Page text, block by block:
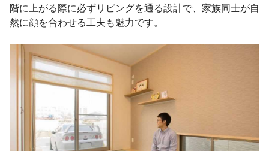
階に上がる際に必ずリビングを通る設計で、家族同士が自
然に顔を合わせる工夫も魅力です。